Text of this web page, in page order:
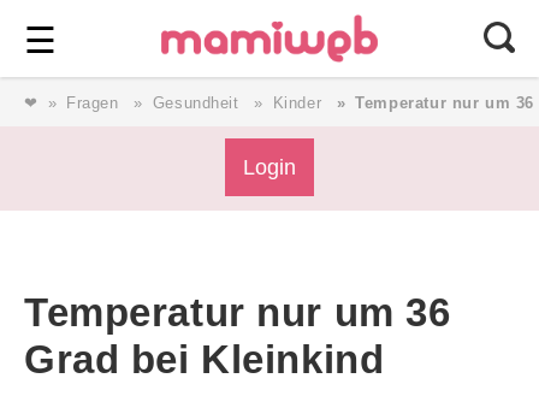
☰ ⎯ Wir lieben Familie ⎯
❤ Fragen Gesundheit Kinder Temperatur nur um
Login
Temperatur nur um 36
Grad bei Kleinkind
Forum